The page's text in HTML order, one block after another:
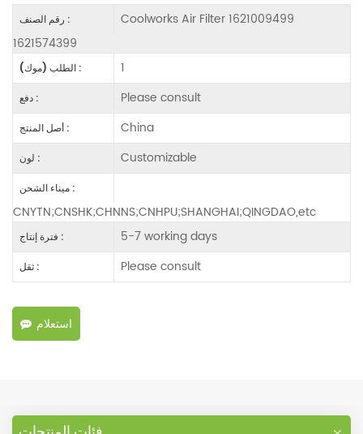
رقم الصنف :
Coolworks Air Filter 1621009499
1621574399
الطلب (موك) : 1
دفع : Please consult
أصل المنتج : China
لون : Customizable
ميناء الشحن :
CNYTN;CNSHK;CHNNS;CNHPU;SHANGHAI;QINGDAO,etc
فترة إنتاج : 5-7 working days
ثقل : Please consult
استعلام